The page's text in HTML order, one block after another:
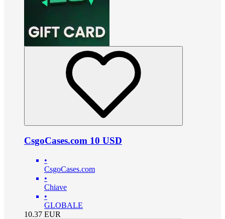
CsgoCases.com 10 USD
•
CsgoCases.com
•
Chiave
•
GLOBALE
10.37 EUR